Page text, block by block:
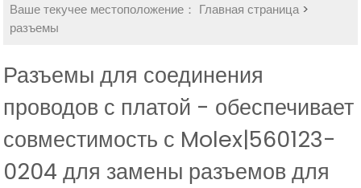
Ваше текучее местоположение： Главная страница>
разъемы
Разъемы для соединения
проводов с платой - обеспечивает
совместимость с Molex|560123-
0204 для замены разъемов для